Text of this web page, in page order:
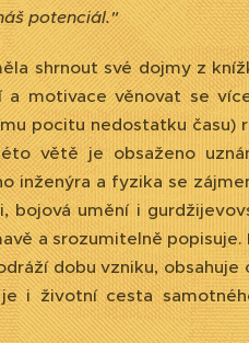
potenciál."
shrnout své dojmy z
a motivace věnovat se
pocitu nedostatku času)
větě je obsaženo
inženýra a fyzika se
bojová umění i
a srozumitelně
dobu vzniku,
i životní cesta